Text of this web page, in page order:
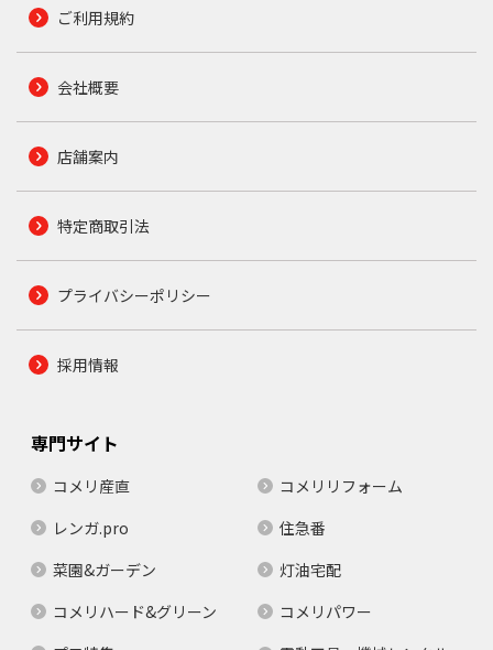
ご利用規約
会社概要
店舗案内
特定商取引法
プライバシーポリシー
採用情報
専門サイト
コメリ産直
コメリリフォーム
レンガ.pro
住急番
菜園&ガーデン
灯油宅配
コメリハード&グリーン
コメリパワー